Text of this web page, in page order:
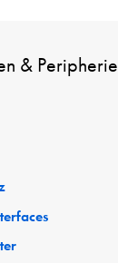
& Peripherie